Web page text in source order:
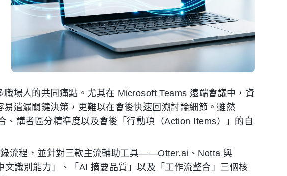
場人的共同痛點。尤其在 Microsoft Teams 遠端會議中，資
遺漏關鍵決策，更難以在會後快速回溯討論細節。雖然
、講者區分精準度以及會後「行動項（Action Items）」的自
流程，並針對三款主流輔助工具——Otter.ai、Notta 與
識別能力」、「AI 摘要品質」以及「工作流整合」三個核